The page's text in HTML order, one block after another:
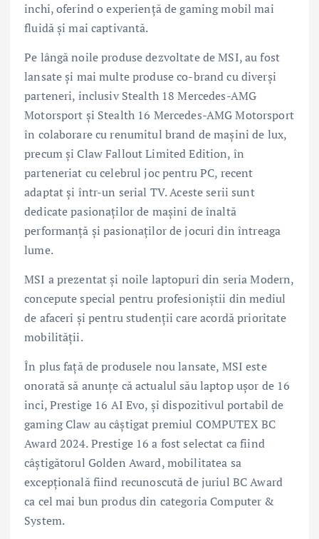
inchi, oferind o experiență de gaming mobil mai
fluidă și mai captivantă.
Pe lângă noile produse dezvoltate de MSI, au fost
lansate și mai multe produse co-brand cu diverși
parteneri, inclusiv Stealth 18 Mercedes-AMG
Motorsport și Stealth 16 Mercedes-AMG Motorsport
în colaborare cu renumitul brand de mașini de lux,
precum și Claw Fallout Limited Edition, în
parteneriat cu celebrul joc pentru PC, recent
adaptat și într-un serial TV. Aceste serii sunt
dedicate pasionaților de mașini de înaltă
performanță și pasionaților de jocuri din întreaga
lume.
MSI a prezentat și noile laptopuri din seria Modern,
concepute special pentru profesioniștii din mediul
de afaceri și pentru studenții care acordă prioritate
mobilității.
În plus față de produsele nou lansate, MSI este
onorată să anunțe că actualul său laptop ușor de 16
inci, Prestige 16 AI Evo, și dispozitivul portabil de
gaming Claw au câștigat premiul COMPUTEX BC
Award 2024. Prestige 16 a fost selectat ca fiind
câștigătorul Golden Award, mobilitatea sa
excepțională fiind recunoscută de juriul BC Award
ca cel mai bun produs din categoria Computer &
System.